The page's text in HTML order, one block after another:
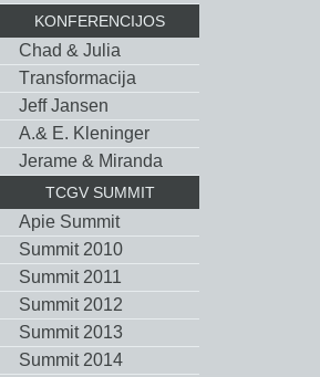
KONFERENCIJOS
Chad & Julia
Тransformacija
Jeff Jansen
A.& E. Kleninger
Jerame & Miranda
TCGV SUMMIT
Apie Summit
Summit 2010
Summit 2011
Summit 2012
Summit 2013
Summit 2014